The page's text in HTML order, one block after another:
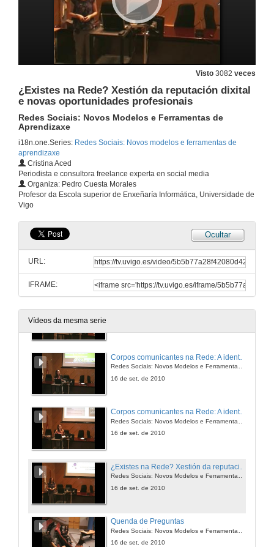
Visto 3082 veces
¿Existes na Rede? Xestión da reputación dixital
e novas oportunidades profesionais
Redes Sociais: Novos Modelos e Ferramentas de
Aprendizaxe
i18n.one.Series: Redes Sociais: Novos modelos e ferramentas de
aprendizaxe
Cristina Aced
Periodista e consultora freelance experta en social media
Organiza: Pedro Cuesta Morales
Profesor da Escola superior de Enxeñaría Informática, Universidade de
Vigo
Ocultar
URL:
IFRAME:
Vídeos da mesma serie
Redes Sociais: Novos Modelos e Ferramentas de Aprendizaxe
14 de set. de 2010
Quenda de Preguntas
Redes Sociais: Novos Modelos e Ferramentas de Aprendizaxe
15 de set. de 2010
Redes Sociais: Novos Modelos e Ferramentas de Aprendizaxe
Redes Sociais: Novos Modelos e Ferramentas de Aprendizaxe
16 de set. de 2010
Corpos comunicantes na Rede: A identidade dixital do aquí e agora
16 de set. de 2010
Redes Sociais: Novos Modelos e Ferramentas de Aprendizaxe
16 de set. de 2010
Quenda de Preguntas
16 de set. de 2010